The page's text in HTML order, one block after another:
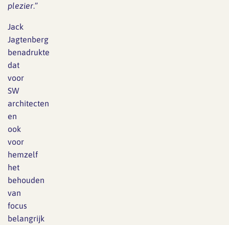
plezier.”
Jack
Jagtenberg
benadrukte
dat
voor
SW
architecten
en
ook
voor
hemzelf
het
behouden
van
focus
belangrijk